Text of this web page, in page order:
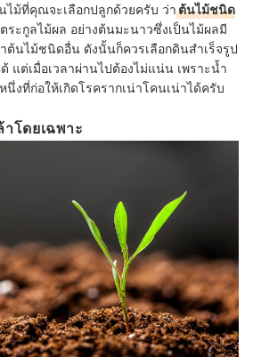
ม้ที่คุณจะเลือกปลูกด้วยครับ ว่าต้นไม้ชนิด
ระกูลไม้ผล อย่างต้นมะนาวซึ่งเป็นไม้ผลมี
ต้นไม้ชนิดอื่น ดังนั้นก็ควรเลือกดินสำเร็จรูป
แต่เมื่อเวลาผ่านไปต้องไม่แน่น เพราะน้ำ
งที่ก่อให้เกิดโรครากเน่าโคนเน่าได้ครับ
โดยเฉพาะ